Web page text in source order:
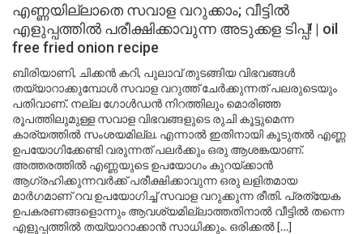
എണ്ണയില്ലാതെ സവാള വറുക്കാം; വീട്ടിൽ
എളുപ്പത്തിൽ പരീക്ഷിക്കാവുന്ന അടുക്കള ടിപ്പ്! | oil
free fried onion recipe
ബിരിയാണി, ചിക്കൻ കറി, പുലാവ് തുടങ്ങിയ വിഭവങ്ങൾ
തയ്യാറാക്കുമ്പോൾ സവാള വറുത്ത് ചേർക്കുന്നത് പലരുടെയും
പതിവാണ്. നല്ല ഗോൾഡൻ നിറത്തിലും മൊരിഞ്ഞ
രൂപത്തിലുമുള്ള സവാള വിഭവങ്ങളുടെ രുചി കൂട്ടുമെന്ന
കാര്യത്തിൽ സംശയമില്ല. എന്നാൽ ഇതിനായി കൂടുതൽ എണ്ണ
ഉപയോഗിക്കേണ്ടി വരുന്നത് പലർക്കും ഒരു ആശങ്കയാണ്.
അത്തരത്തിൽ എണ്ണയുടെ ഉപയോഗം കുറയ്ക്കാൻ
ആഗ്രഹിക്കുന്നവർക്ക് പരീക്ഷിക്കാവുന്ന ഒരു ലളിതമായ
മാർഗമാണ് റവ ഉപയോഗിച്ച് സവാള വറുക്കുന്ന രീതി. പ്രത്യേക
ഉപകരണങ്ങളൊന്നും ആവശ്യമില്ലാത്തതിനാൽ വീട്ടിൽ തന്നെ
എളുപ്പത്തിൽ തയ്യാറാക്കാൻ സാധിക്കും. ഒരിക്കൽ […]